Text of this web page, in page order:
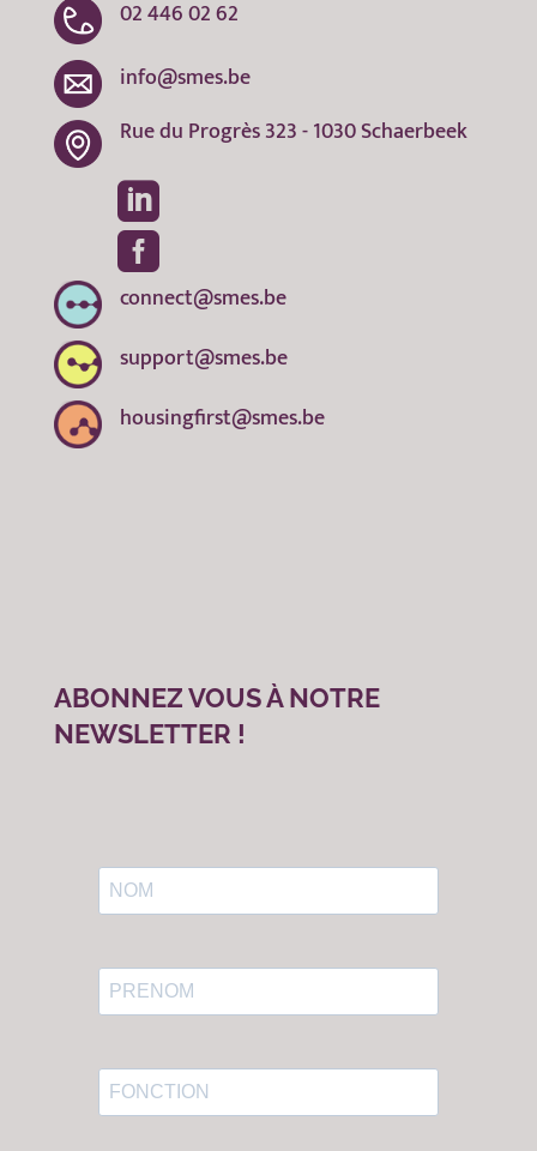
02 446 02 62
info@smes.be
Rue du Progrès 323 - 1030 Schaerbeek


connect@smes.be
support@smes.be
housingfirst@smes.be
ABONNEZ VOUS À NOTRE
NEWSLETTER !